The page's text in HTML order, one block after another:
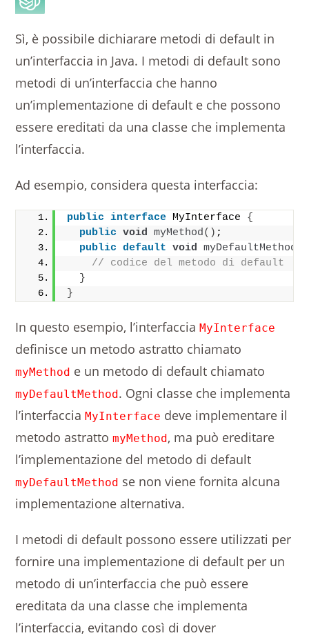
Sì, è possibile dichiarare metodi di default in
un’interfaccia in Java. I metodi di default sono
metodi di un’interfaccia che hanno
un’implementazione di default e che possono
essere ereditati da una classe che implementa
l’interfaccia.
Ad esempio, considera questa interfaccia:
public interface MyInterface {
public
void myMethod() ;
public
default void myDefaultMethod
// codice del metodo di default
}
}
In questo esempio, l’interfacciaMyInterface
definisce un metodo astratto chiamato
myMethod e un metodo di default chiamato
myDefaultMethod. Ogni classe che implementa
l’interfacciaMyInterface deve implementare il
metodo astrattomyMethod, ma può ereditare
l’implementazione del metodo di default
myDefaultMethod se non viene fornita alcuna
implementazione alternativa.
I metodi di default possono essere utilizzati per
fornire una implementazione di default per un
metodo di un’interfaccia che può essere
ereditata da una classe che implementa
l’interfaccia, evitando così di dover